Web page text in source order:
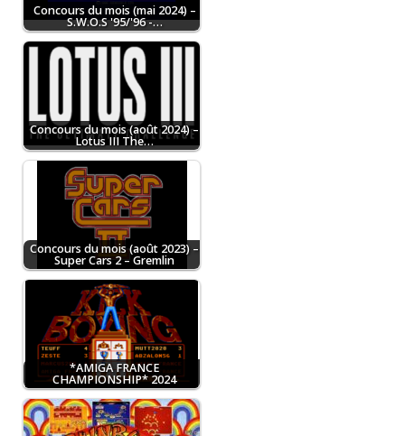
Concours du mois (mai 2024) –
S.W.O.S '95/'96 -…
Concours du mois (août 2024) –
Lotus III The…
Concours du mois (août 2023) –
Super Cars 2 – Gremlin
*AMIGA FRANCE
CHAMPIONSHIP* 2024